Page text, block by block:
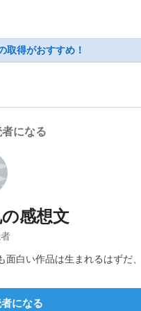
取得がおすすめ！
になる
感想文
面白い作品は生まれるはずだ
になる